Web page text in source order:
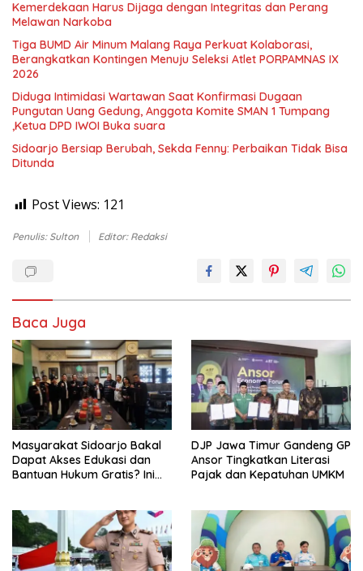
Kemerdekaan Harus Dijaga dengan Integritas dan Perang
Melawan Narkoba
Tiga BUMD Air Minum Malang Raya Perkuat Kolaborasi,
Berangkatkan Kontingen Menuju Seleksi Atlet PORPAMNAS IX
2026
Diduga Intimidasi Wartawan Saat Konfirmasi Dugaan
Pungutan Uang Gedung, Anggota Komite SMAN 1 Tumpang
,Ketua DPD IWOI Buka suara
Sidoarjo Bersiap Berubah, Sekda Fenny: Perbaikan Tidak Bisa
Ditunda
Post Views: 121
Penulis: Sulton Editor: Redaksi
Baca Juga
Masyarakat Sidoarjo Bakal
Dapat Akses Edukasi dan
Bantuan Hukum Gratis? Ini
DJP Jawa Timur Gandeng GP
Ansor Tingkatkan Literasi
Pajak dan Kepatuhan UMKM